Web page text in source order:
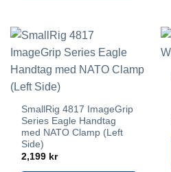
SmallRig 4817 ImageGrip
Series Eagle Handtag
med NATO Clamp (Left
Side)
2,199 kr